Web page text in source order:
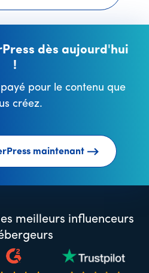
dès aujourd'hui
!
pour le contenu que
créez.
maintenant
meilleurs influenceurs